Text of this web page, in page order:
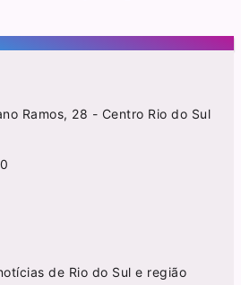
Ramos, 28 - Centro Rio do Sul
de Rio do Sul e região